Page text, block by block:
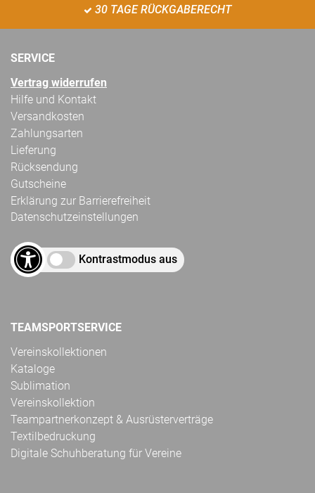
30 TAGE RÜCKGABERECHT
SERVICE
Vertrag widerrufen
Hilfe und Kontakt
Versandkosten
Zahlungsarten
Lieferung
Rücksendung
Gutscheine
Erklärung zur Barrierefreiheit
Datenschutzeinstellungen
Kontrastmodus aus
TEAMSPORTSERVICE
Vereinskollektionen
Kataloge
Sublimation
Vereinskollektion
Teampartnerkonzept & Ausrüsterverträge
Textilbedruckung
Digitale Schuhberatung für Vereine